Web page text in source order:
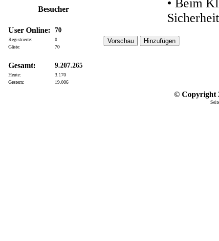
Besucher
User Online: 70
Registrierte:
0
Gäste:
70
Gesamt: 9.207.265
Heute:
3.170
Gestern:
19.006
• Beim
© Copyright